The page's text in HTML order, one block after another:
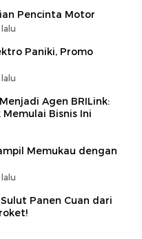
Pencinta Motor
Paniki, Promo
Agen BRILink:
Bisnis Ini
Memukau dengan
Panen Cuan dari